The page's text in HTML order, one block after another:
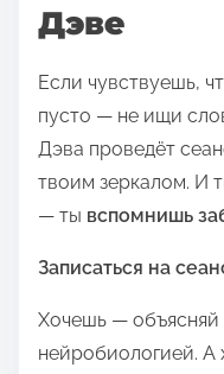
Дэве
Если чувствуешь,
пусто — не ищи
Дэва проведёт
твоим зеркалом. И
— ты вспомнишь
Записаться на
Хочешь —
нейробиологией. А